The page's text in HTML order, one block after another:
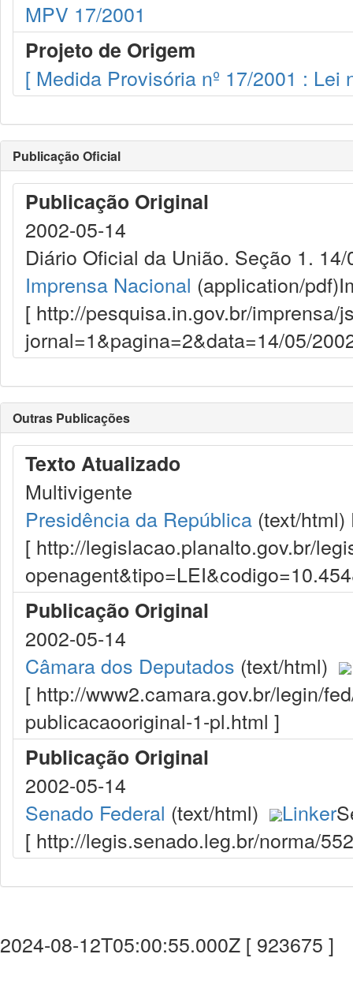
MPV 17/2001
Projeto de Origem
[ Medida Provisória nº 17/2001 : Lei
Publicação Oficial
Publicação Original
2002-05-14
Diário Oficial da União. Seção 1.
Imprensa Nacional (application/pdf)
[ http://pesquisa.in.gov.br/imprensa/
jornal=1&pagina=2&data=14/05/
Outras Publicações
Texto Atualizado
Multivigente
Presidência da República (text/html)
[ http://legislacao.planalto.gov.br/
Publicação Original
2002-05-14
Câmara dos Deputados (text/html)
[ http://www2.camara.gov.br/legin/
publicacaooriginal-1-pl.html ]
Publicação Original
2002-05-14
Senado Federal (text/html) Linker
[ http://legis.senado.leg.br/norma/
2024-08-12T05:00:55.000Z [ 923675 ]